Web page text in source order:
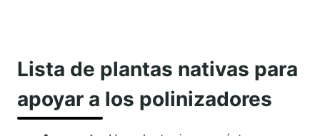
Lista de plantas nativas para
apoyar a los polinizadores